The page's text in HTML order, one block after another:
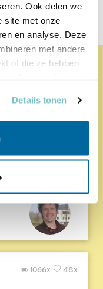
Ook delen we
site met onze
en analyse. Deze
met andere
of die ze hebben
Details tonen
seizoen 20 is
48x
1066x